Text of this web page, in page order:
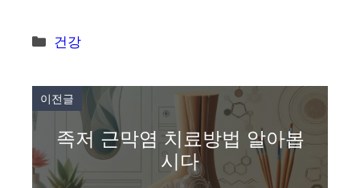
Categories
건강
이전글
족저 근막염 치료방법 알아봅
시다